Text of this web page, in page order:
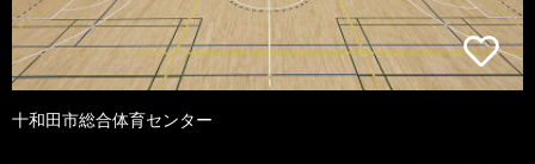
十和田市総合体育センター